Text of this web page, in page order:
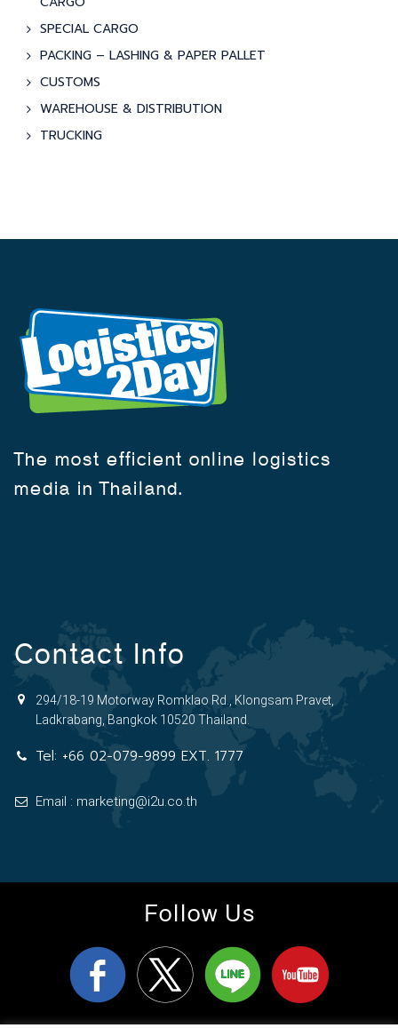
SPECIAL CARGO
PACKING – LASHING & PAPER PALLET
CUSTOMS
WAREHOUSE & DISTRIBUTION
TRUCKING
The most efficient online logistics
media in Thailand.
Contact Info
294/18-19 Motorway Romklao Rd., Klongsam Pravet,
Ladkrabang, Bangkok 10520 Thailand.
Tel: +66 02-079-9899 EXT. 1777
Email : marketing@i2u.co.th
Follow Us
Copyright 2026logistics2day.com© All Rights Reserved